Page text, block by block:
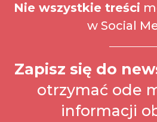
Nie wszystkie treści
w Social
Zapisz się do
otrzymać ode
informacji